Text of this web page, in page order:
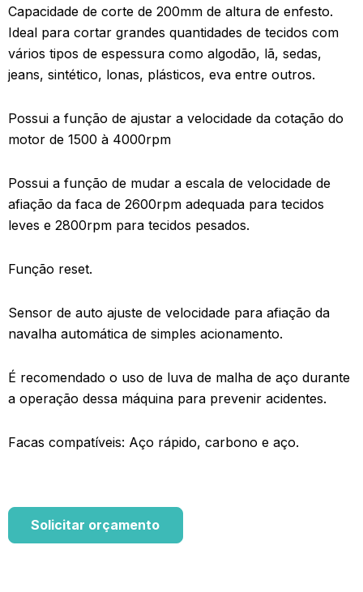
Capacidade de corte de 200mm de altura de enfesto.
Ideal para cortar grandes quantidades de tecidos com
vários tipos de espessura como algodão, lã, sedas,
jeans, sintético, lonas, plásticos, eva entre outros.
Possui a função de ajustar a velocidade da cotação do
motor de 1500 à 4000rpm
Possui a função de mudar a escala de velocidade de
afiação da faca de 2600rpm adequada para tecidos
leves e 2800rpm para tecidos pesados.
Função reset.
Sensor de auto ajuste de velocidade para afiação da
navalha automática de simples acionamento.
É recomendado o uso de luva de malha de aço durante
a operação dessa máquina para prevenir acidentes.
Facas compatíveis: Aço rápido, carbono e aço.
Solicitar orçamento